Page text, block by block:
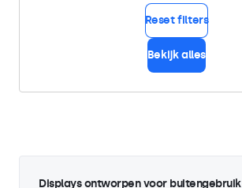
Reset filters
Bekijk alles
Displays ontworpen voor buitengebruik